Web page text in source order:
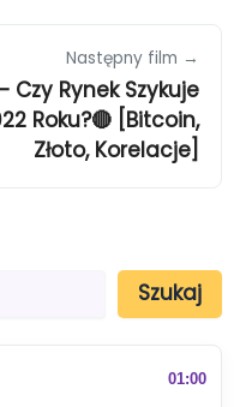
Następny film →
Czy Rynek Szykuje
Roku?🔴 [Bitcoin,
Złoto, Korelacje]
Szukaj
01:00